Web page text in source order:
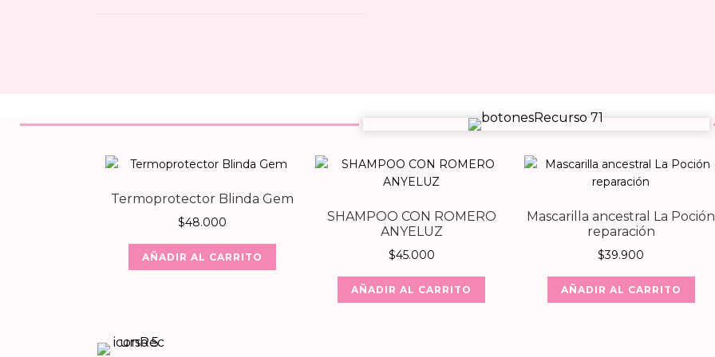
Termoprotector Blinda Gem
$48.000
AÑADIR AL CARRITO
SHAMPOO CON ROMERO
ANYELUZ
$45.000
AÑADIR AL CARRITO
Mascarilla ancestral La Poción
reparación
$39.900
AÑADIR AL CARRITO